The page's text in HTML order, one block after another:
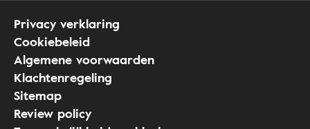
Privacy verklaring
Cookiebeleid
Algemene voorwaarden
Klachtenregeling
Sitemap
Review policy